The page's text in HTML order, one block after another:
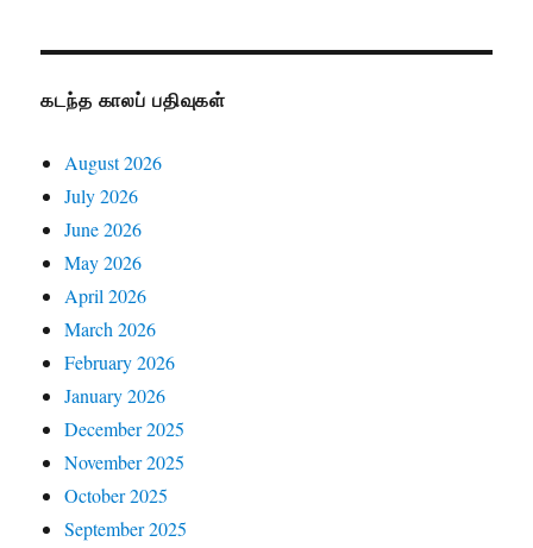
கடந்த காலப் பதிவுகள்
August 2026
July 2026
June 2026
May 2026
April 2026
March 2026
February 2026
January 2026
December 2025
November 2025
October 2025
September 2025